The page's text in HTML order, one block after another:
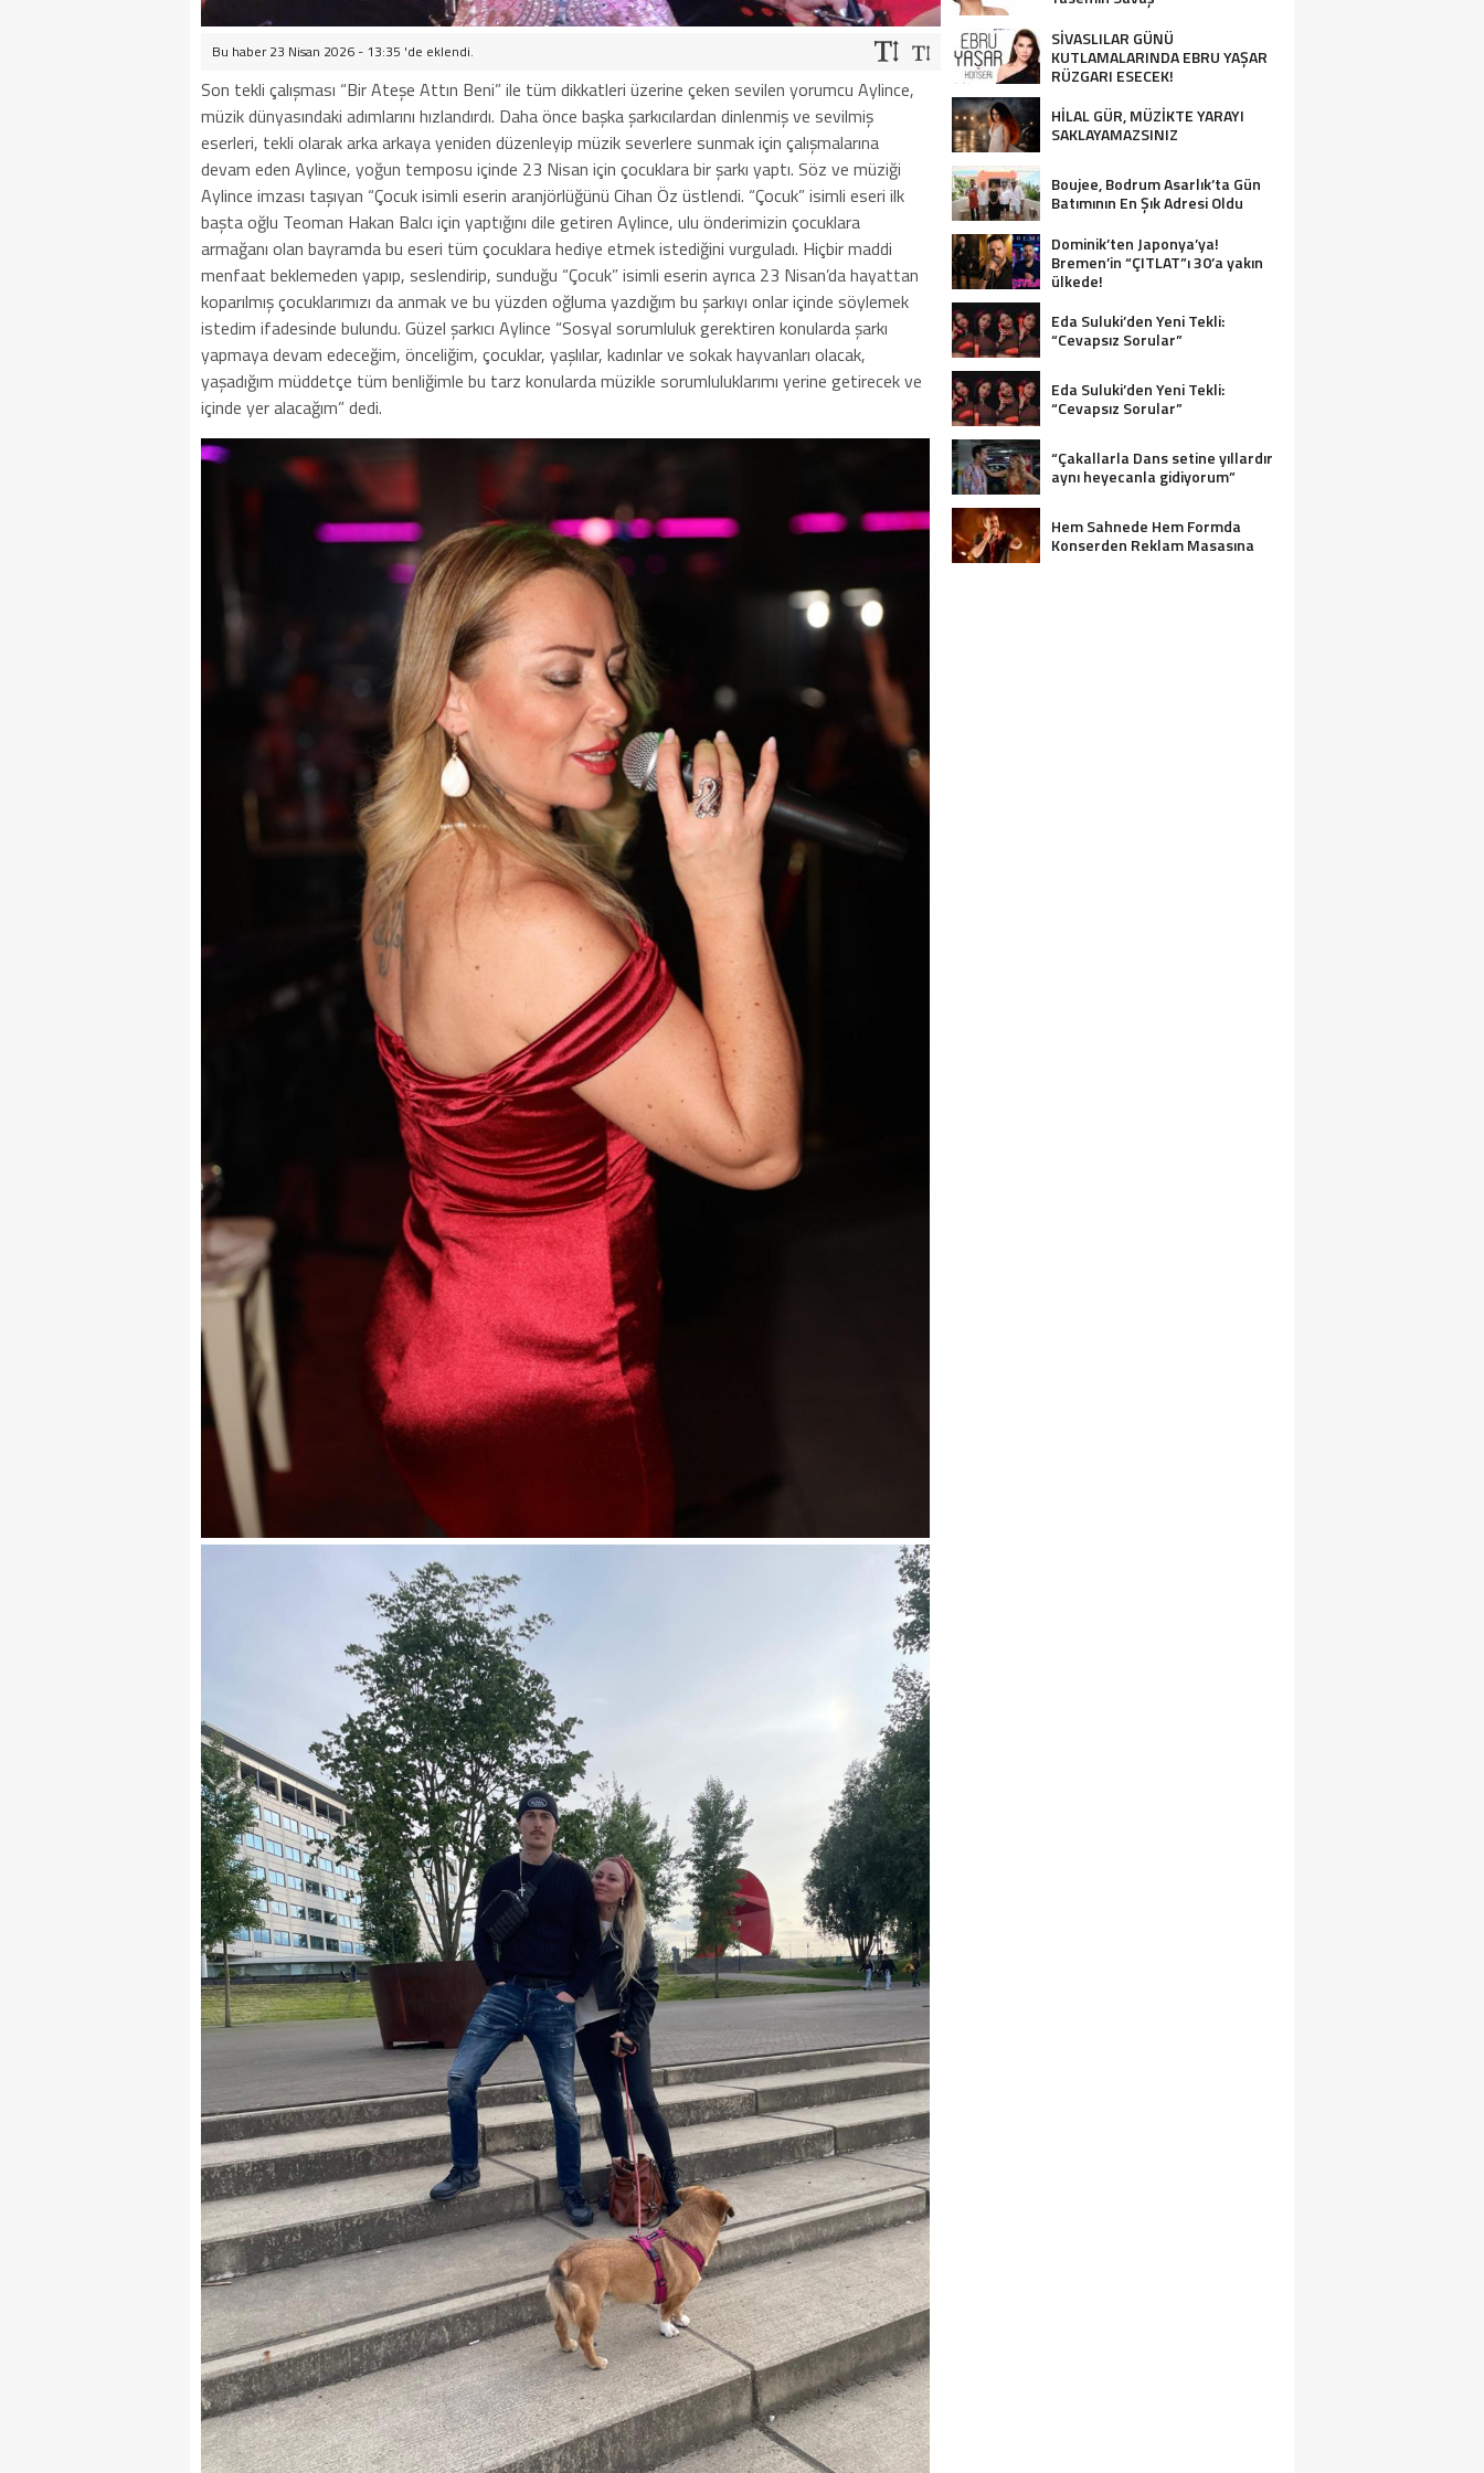
Bu haber 23 Nisan 2026 - 13:35 'de eklendi.
Son tekli çalışması “Bir Ateşe Attın Beni” ile tüm dikkatleri üzerine çeken sevilen yorumcu Aylince,
müzik dünyasındaki adımlarını hızlandırdı. Daha önce başka şarkıcılardan dinlenmiş ve sevilmiş
eserleri, tekli olarak arka arkaya yeniden düzenleyip müzik severlere sunmak için çalışmalarına
devam eden Aylince, yoğun temposu içinde 23 Nisan için çocuklara bir şarkı yaptı. Söz ve müziği
Aylince imzası taşıyan “Çocuk isimli eserin aranjörlüğünü Cihan Öz üstlendi. “Çocuk” isimli eseri ilk
başta oğlu Teoman Hakan Balcı için yaptığını dile getiren Aylince, ulu önderimizin çocuklara
armağanı olan bayramda bu eseri tüm çocuklara hediye etmek istediğini vurguladı. Hiçbir maddi
menfaat beklemeden yapıp, seslendirip, sunduğu “Çocuk” isimli eserin ayrıca 23 Nisan’da hayattan
koparılmış çocuklarımızı da anmak ve bu yüzden oğluma yazdığım bu şarkıyı onlar içinde söylemek
istedim ifadesinde bulundu. Güzel şarkıcı Aylince “Sosyal sorumluluk gerektiren konularda şarkı
yapmaya devam edeceğim, önceliğim, çocuklar, yaşlılar, kadınlar ve sokak hayvanları olacak,
yaşadığım müddetçe tüm benliğimle bu tarz konularda müzikle sorumluluklarımı yerine getirecek ve
içinde yer alacağım” dedi.
SİVASLILAR GÜNÜ
KUTLAMALARINDA EBRU YAŞAR
RÜZGARI ESECEK!
HİLAL GÜR, MÜZİKTE YARAYI
SAKLAYAMAZSINIZ
Boujee, Bodrum Asarlık’ta Gün
Batımının En Şık Adresi Oldu
Dominik’ten Japonya’ya!
Bremen’in “ÇITLAT”ı 30’a yakın
ülkede!
Eda Suluki’den Yeni Tekli:
“Cevapsız Sorular”
Eda Suluki’den Yeni Tekli:
“Cevapsız Sorular”
“Çakallarla Dans setine yıllardır
aynı heyecanla gidiyorum”
Hem Sahnede Hem Formda
Konserden Reklam Masasına